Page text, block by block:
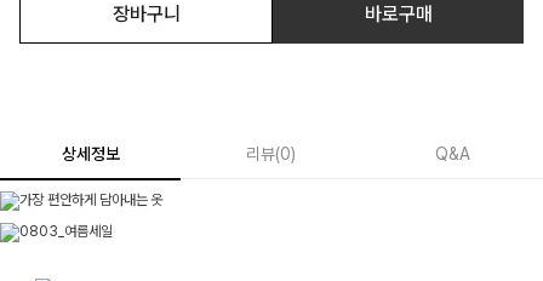
장바구니 바로구매
상세정보 리뷰(0) Q&A